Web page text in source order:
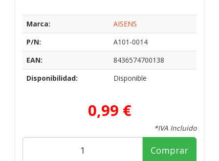
Marca:
AISENS
P/N:
A101-0014
EAN:
8436574700138
Disponibilidad:
Disponible
0,99 €
*IVA Incluido
Comprar